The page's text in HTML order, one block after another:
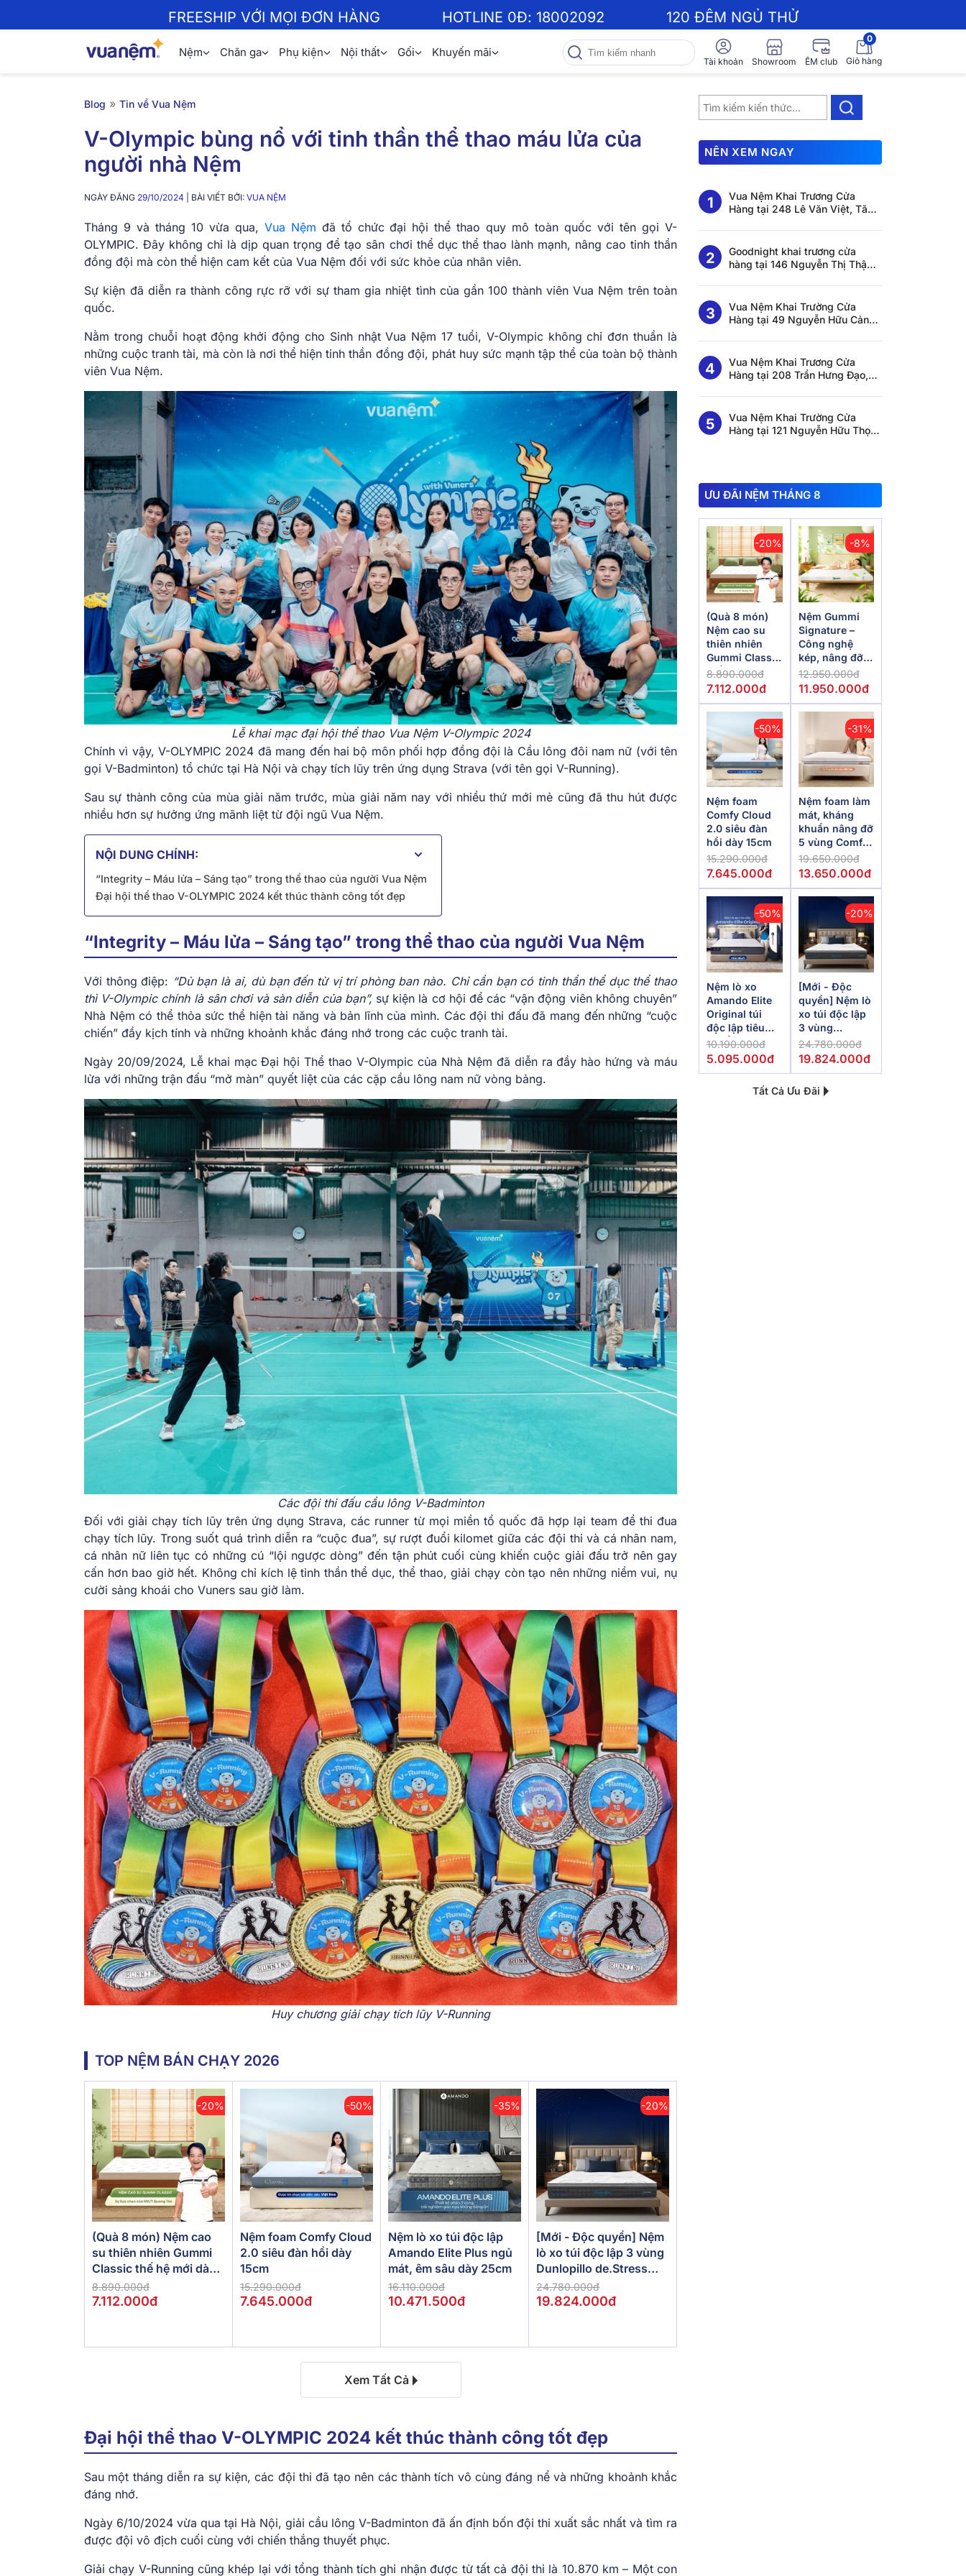
FREESHIP VỚI MỌI ĐƠN HÀNG HOTLINE 0Đ: 18002092 120 ĐÊM NGỦ THỬ
Nệm Chăn ga Phụ kiện Nội thất Gối Khuyến mãi
Tài khoản Showroom ÊM club
0
Giỏ hàng
Blog » Tin về Vua Nệm
V-Olympic bùng nổ với tinh thần thể thao máu lửa của
người nhà Nệm
NGÀY ĐĂNG 29/10/2024 | BÀI VIẾT BỞI: VUA NỆM
Tháng 9 và tháng 10 vừa qua, Vua Nệm đã tổ chức đại hội thể thao quy mô toàn quốc với tên gọi V-
OLYMPIC. Đây không chỉ là dịp quan trọng để tạo sân chơi thể dục thể thao lành mạnh, nâng cao tinh thần
đồng đội mà còn thể hiện cam kết của Vua Nệm đối với sức khỏe của nhân viên.
Sự kiện đã diễn ra thành công rực rỡ với sự tham gia nhiệt tình của gần 100 thành viên Vua Nệm trên toàn
quốc.
Nằm trong chuỗi hoạt động khởi động cho Sinh nhật Vua Nệm 17 tuổi, V-Olympic không chỉ đơn thuần là
những cuộc tranh tài, mà còn là nơi thể hiện tinh thần đồng đội, phát huy sức mạnh tập thể của toàn bộ thành
viên Vua Nệm.
Lễ khai mạc đại hội thể thao Vua Nệm V-Olympic 2024
Chính vì vậy, V-OLYMPIC 2024 đã mang đến hai bộ môn phối hợp đồng đội là Cầu lông đôi nam nữ (với tên
gọi V-Badminton) tổ chức tại Hà Nội và chạy tích lũy trên ứng dụng Strava (với tên gọi V-Running).
Sau sự thành công của mùa giải năm trước, mùa giải năm nay với nhiều thứ mới mẻ cũng đã thu hút được
nhiều hơn sự hưởng ứng mãnh liệt từ đội ngũ Vua Nệm.
NỘI DUNG CHÍNH:
“Integrity – Máu lửa – Sáng tạo” trong thể thao của người Vua Nệm
Đại hội thể thao V-OLYMPIC 2024 kết thúc thành công tốt đẹp
“Integrity – Máu lửa – Sáng tạo” trong thể thao của người Vua Nệm
Với thông điệp: “Dù bạn là ai, dù bạn đến từ vị trí phòng ban nào. Chỉ cần bạn có tinh thần thể dục thể thao
thì V-Olympic chính là sân chơi và sàn diễn của bạn”, sự kiện là cơ hội để các “vận động viên không chuyên”
Nhà Nệm có thể thỏa sức thể hiện tài năng và bản lĩnh của mình. Các đội thi đấu đã mang đến những “cuộc
chiến” đầy kịch tính và những khoảnh khắc đáng nhớ trong các cuộc tranh tài.
Ngày 20/09/2024, Lễ khai mạc Đại hội Thể thao V-Olympic của Nhà Nệm đã diễn ra đầy hào hứng và máu
lửa với những trận đấu “mở màn” quyết liệt của các cặp cầu lông nam nữ vòng bảng.
Các đội thi đấu cầu lông V-Badminton
Đối với giải chạy tích lũy trên ứng dụng Strava, các runner từ mọi miền tổ quốc đã hợp lại team để thi đua
chạy tích lũy. Trong suốt quá trình diễn ra “cuộc đua”, sự rượt đuổi kilomet giữa các đội thi và cá nhân nam,
cá nhân nữ liên tục có những cú “lội ngược dòng” đến tận phút cuối cùng khiến cuộc giải đấu trở nên gay
cấn hơn bao giờ hết. Không chỉ kích lệ tinh thần thể dục, thể thao, giải chạy còn tạo nên những niềm vui, nụ
cười sảng khoái cho Vuners sau giờ làm.
Huy chương giải chạy tích lũy V-Running
TOP NỆM BÁN CHẠY 2026
-20%
(Quà 8 món) Nệm cao
su thiên nhiên Gummi
Classic thế hệ mới dày
5/10/15cm
8.890.000đ
7.112.000đ
-50%
Nệm foam Comfy Cloud
2.0 siêu đàn hồi dày
15cm
15.290.000đ
7.645.000đ
-35%
Nệm lò xo túi độc lập
Amando Elite Plus ngủ
mát, êm sâu dày 25cm
16.110.000đ
10.471.500đ
-20%
[Mới - Độc quyền] Nệm
lò xo túi độc lập 3 vùng
Dunlopillo de.Stress
Powerful
24.780.000đ
19.824.000đ
Xem Tất Cả
Đại hội thể thao V-OLYMPIC 2024 kết thúc thành công tốt đẹp
Sau một tháng diễn ra sự kiện, các đội thi đã tạo nên các thành tích vô cùng đáng nể và những khoảnh khắc
đáng nhớ.
Ngày 6/10/2024 vừa qua tại Hà Nội, giải cầu lông V-Badminton đã ấn định bốn đội thi xuất sắc nhất và tìm ra
được đội vô địch cuối cùng với chiến thắng thuyết phục.
Giải chạy V-Running cũng khép lại với tổng thành tích ghi nhận được từ tất cả đội thi là 10.870 km – Một con
NÊN XEM NGAY
Vua Nệm Khai Trương Cửa
Hàng tại 248 Lê Văn Việt, Tăng
Goodnight khai trương cửa
hàng tại 146 Nguyễn Thị Thập,
Vua Nệm Khai Trường Cửa
Hàng tại 49 Nguyễn Hữu Cảnh,
Vua Nệm Khai Trương Cửa
Hàng tại 208 Trần Hưng Đạo,
Vua Nệm Khai Trường Cửa
Hàng tại 121 Nguyễn Hữu Thọ,
ƯU ĐÃI NỆM THÁNG 8
-20%
(Quà 8 món)
Nệm cao su
thiên nhiên
Gummi Classic
thế hệ mới dày
5/10/15cm
8.890.000đ
7.112.000đ
-8%
Nệm Gummi
Signature –
Công nghệ
kép, nâng đỡ
vượt trội,
kháng khuẩn
12.950.000đ
11.950.000đ
-50%
Nệm foam
Comfy Cloud
2.0 siêu đàn
hồi dày 15cm
15.290.000đ
7.645.000đ
-31%
Nệm foam làm
mát, kháng
khuẩn nâng đỡ
5 vùng Comfy
Lux 1.0
19.650.000đ
13.650.000đ
-50%
Nệm lò xo
Amando Elite
Original túi
độc lập tiêu
chuẩn khách
sạn 5 sao dày
10.190.000đ
5.095.000đ
-20%
[Mới - Độc
quyền] Nệm lò
xo túi độc lập
3 vùng
Dunlopillo
de.Stress
24.780.000đ
19.824.000đ
Tất Cả Ưu Đãi